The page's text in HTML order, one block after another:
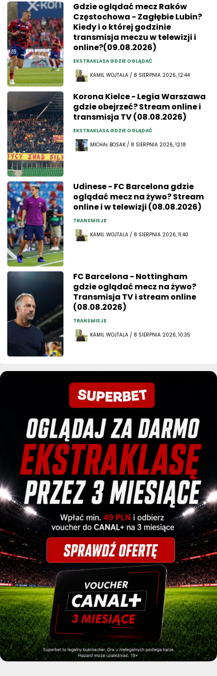
Gdzie oglądać mecz Raków
Częstochowa - Zagłębie Lubin?
Kiedy i o której godzinie
transmisja meczu w telewizji i
online?(09.08.2026)
EKSTRAKLASA GDZIE OGLĄDAĆ
KAMIL WOJTALA / 8 SIERPNIA 2026, 12:44
Korona Kielce - Legia Warszawa
gdzie obejrzeć? Stream online i
transmisja TV (08.08.2026)
EKSTRAKLASA GDZIE OGLĄDAĆ
MICHAŁ BOSAK / 8 SIERPNIA 2026, 12:18
Udinese - FC Barcelona gdzie
oglądać mecz na żywo? Stream
online i w telewizji (08.08.2026)
TRANSMISJE
KAMIL WOJTALA / 8 SIERPNIA 2026, 11:40
FC Barcelona - Nottingham
gdzie oglądać mecz na żywo?
Transmisja TV i stream online
(08.08.2026)
TRANSMISJE
KAMIL WOJTALA / 8 SIERPNIA 2026, 10:35